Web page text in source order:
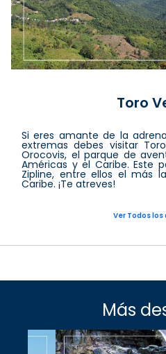
Toro
Si eres amante de la
extremas debes visitar
Orocovis, el parque de
Américas y el Caribe. Este
Zipline, entre ellos el más
Caribe. ¡Te atreves!
Ver Todos
Más